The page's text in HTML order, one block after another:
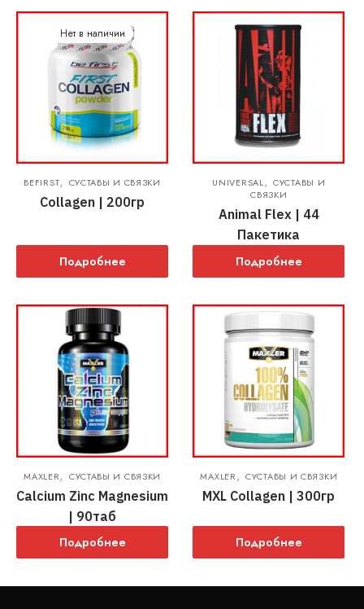
Нет в наличии
BEFIRST, СУСТАВЫ И СВЯЗКИ
Collagen | 200гр
Подробнее
UNIVERSAL,СУСТАВЫ И
СВЯЗКИ
Animal Flex | 44
Пакетика
Подробнее
MAXLER, СУСТАВЫ И СВЯЗКИ
Calcium Zinc Magnesium
| 90таб
Подробнее
MAXLER,СУСТАВЫ И СВЯЗКИ
MXL Сollagen | 300гр
Подробнее